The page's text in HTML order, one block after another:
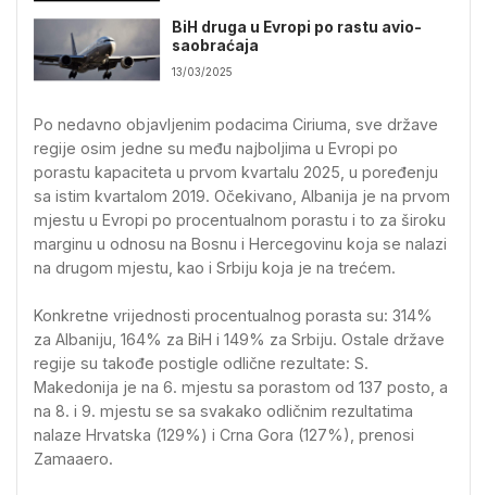
BiH druga u Evropi po rastu avio-
saobraćaja
13/03/2025
Po nedavno objavljenim podacima Ciriuma, sve države
regije osim jedne su među najboljima u Evropi po
porastu kapaciteta u prvom kvartalu 2025, u poređenju
sa istim kvartalom 2019. Očekivano, Albanija je na prvom
mjestu u Evropi po procentualnom porastu i to za široku
marginu u odnosu na Bosnu i Hercegovinu koja se nalazi
na drugom mjestu, kao i Srbiju koja je na trećem.
Konkretne vrijednosti procentualnog porasta su: 314%
za Albaniju, 164% za BiH i 149% za Srbiju. Ostale države
regije su takođe postigle odlične rezultate: S.
Makedonija je na 6. mjestu sa porastom od 137 posto, a
na 8. i 9. mjestu se sa svakako odličnim rezultatima
nalaze Hrvatska (129%) i Crna Gora (127%), prenosi
Zamaaero.